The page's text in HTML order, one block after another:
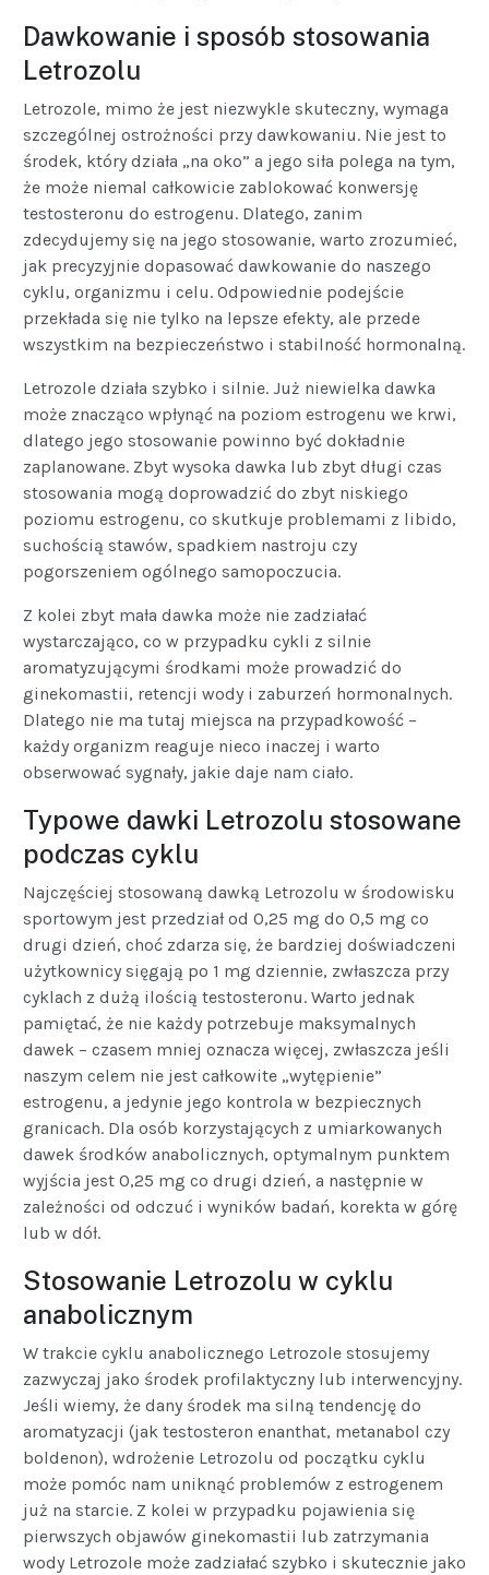
Dawkowanie i sposób stosowania
Letrozolu
Letrozole, mimo że jest niezwykle skuteczny, wymaga
szczególnej ostrożności przy dawkowaniu. Nie jest to
środek, który działa „na oko” a jego siła polega na tym,
że może niemal całkowicie zablokować konwersję
testosteronu do estrogenu. Dlatego, zanim
zdecydujemy się na jego stosowanie, warto zrozumieć,
jak precyzyjnie dopasować dawkowanie do naszego
cyklu, organizmu i celu. Odpowiednie podejście
przekłada się nie tylko na lepsze efekty, ale przede
wszystkim na bezpieczeństwo i stabilność hormonalną.
Letrozole działa szybko i silnie. Już niewielka dawka
może znacząco wpłynąć na poziom estrogenu we krwi,
dlatego jego stosowanie powinno być dokładnie
zaplanowane. Zbyt wysoka dawka lub zbyt długi czas
stosowania mogą doprowadzić do zbyt niskiego
poziomu estrogenu, co skutkuje problemami z libido,
suchością stawów, spadkiem nastroju czy
pogorszeniem ogólnego samopoczucia.
Z kolei zbyt mała dawka może nie zadziałać
wystarczająco, co w przypadku cykli z silnie
aromatyzującymi środkami może prowadzić do
ginekomastii, retencji wody i zaburzeń hormonalnych.
Dlatego nie ma tutaj miejsca na przypadkowość –
każdy organizm reaguje nieco inaczej i warto
obserwować sygnały, jakie daje nam ciało.
Typowe dawki Letrozolu stosowane
podczas cyklu
Najczęściej stosowaną dawką Letrozolu w środowisku
sportowym jest przedział od 0,25 mg do 0,5 mg co
drugi dzień, choć zdarza się, że bardziej doświadczeni
użytkownicy sięgają po 1 mg dziennie, zwłaszcza przy
cyklach z dużą ilością testosteronu. Warto jednak
pamiętać, że nie każdy potrzebuje maksymalnych
dawek – czasem mniej oznacza więcej, zwłaszcza jeśli
naszym celem nie jest całkowite „wytępienie”
estrogenu, a jedynie jego kontrola w bezpiecznych
granicach. Dla osób korzystających z umiarkowanych
dawek środków anabolicznych, optymalnym punktem
wyjścia jest 0,25 mg co drugi dzień, a następnie w
zależności od odczuć i wyników badań, korekta w górę
lub w dół.
Stosowanie Letrozolu w cyklu
anabolicznym
W trakcie cyklu anabolicznego Letrozole stosujemy
zazwyczaj jako środek profilaktyczny lub interwencyjny.
Jeśli wiemy, że dany środek ma silną tendencję do
aromatyzacji (jak testosteron enanthat, metanabol czy
boldenon), wdrożenie Letrozolu od początku cyklu
może pomóc nam uniknąć problemów z estrogenem
już na starcie. Z kolei w przypadku pojawienia się
pierwszych objawów ginekomastii lub zatrzymania
wody Letrozole może zadziałać szybko i skutecznie jako